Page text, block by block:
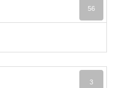
56
3